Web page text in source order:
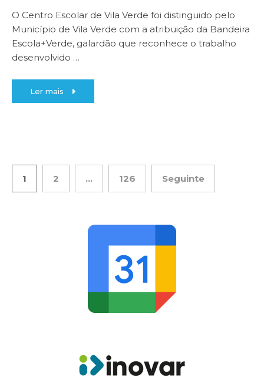
O Centro Escolar de Vila Verde foi distinguido pelo
Município de Vila Verde com a atribuição da Bandeira
Escola+Verde, galardão que reconhece o trabalho
desenvolvido …
Ler mais
1 2 … 126 Seguinte